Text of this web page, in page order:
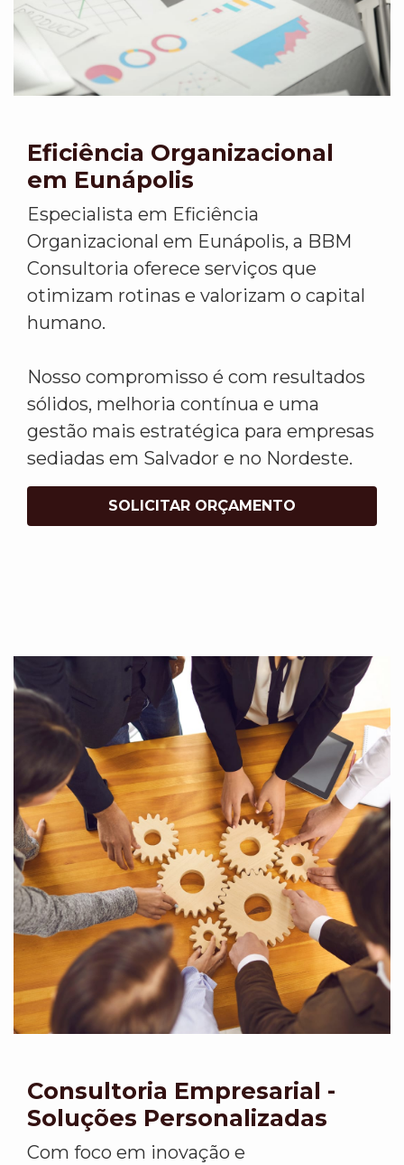
Eficiência Organizacional
em Eunápolis
Especialista em Eficiência
Organizacional em Eunápolis, a BBM
Consultoria oferece serviços que
otimizam rotinas e valorizam o capital
humano.
Nosso compromisso é com resultados
sólidos, melhoria contínua e uma
gestão mais estratégica para empresas
sediadas em Salvador e no Nordeste.
SOLICITAR ORÇAMENTO
Consultoria Empresarial -
Soluções Personalizadas
Com foco em inovação e